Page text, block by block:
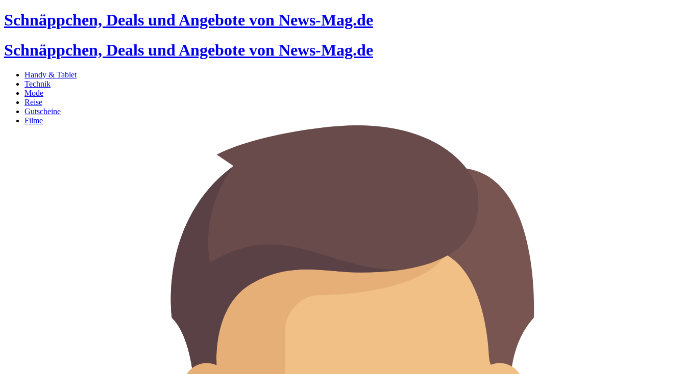
Schnäppchen, Deals und Angebote von News-Mag.de
Schnäppchen, Deals und Angebote von News-Mag.de
Handy & Tablet
Technik
Mode
Reise
Gutscheine
Filme